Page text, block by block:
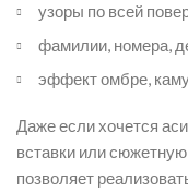
узоры по всей
фамилии, номера,
эффект омбре,
Даже если хочется
вставки или
позволяет